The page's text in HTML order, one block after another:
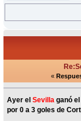
«
Ayer elSevilla ganó
por 0 a 3 goles de